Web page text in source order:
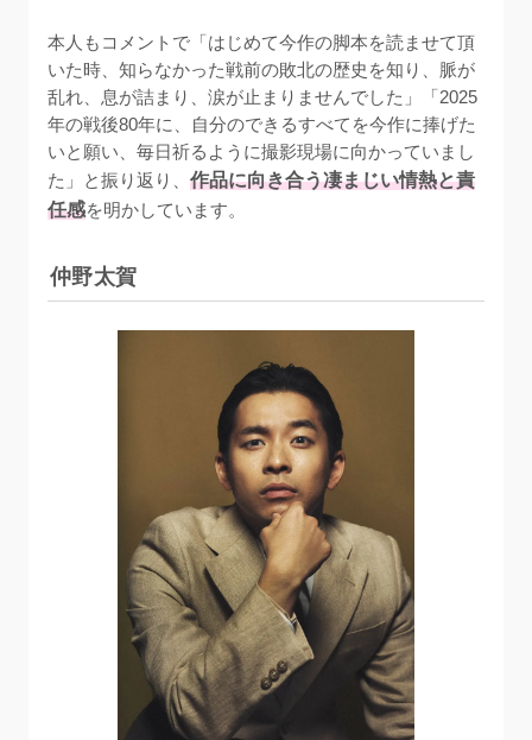
本人もコメントで「はじめて今作の脚本を読ませて頂
いた時、知らなかった戦前の敗北の歴史を知り、脈が
乱れ、息が詰まり、涙が止まりませんでした」「2025
年の戦後80年に、自分のできるすべてを今作に捧げた
いと願い、毎日祈るように撮影現場に向かっていまし
た」と振り返り、 作品に向き合う凄まじい情熱と責
任感を明かしています。
仲野太賀